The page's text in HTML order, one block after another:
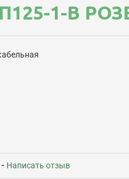
1-В
- Написать отзыв